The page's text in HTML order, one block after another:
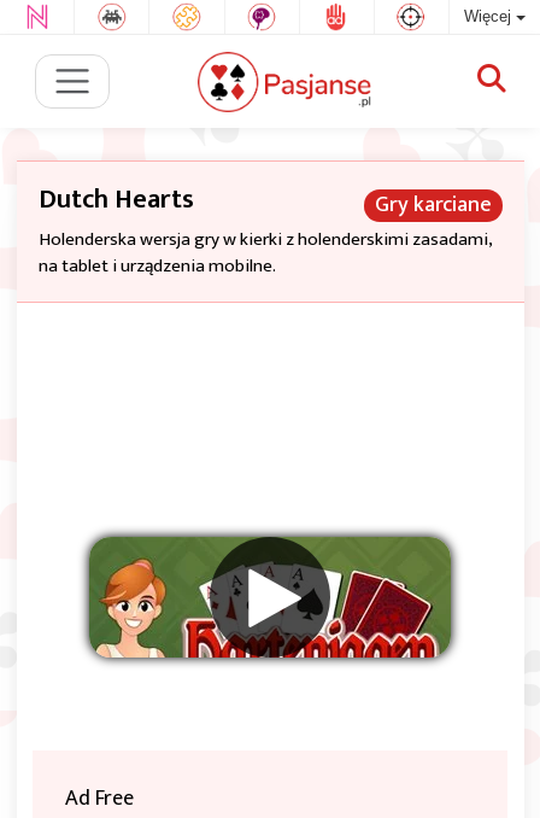
Więcej
Gry karciane
Dutch Hearts
Holenderska wersja gry w kierki z holenderskimi zasadami,
na tablet i urządzenia mobilne.
Ad Free